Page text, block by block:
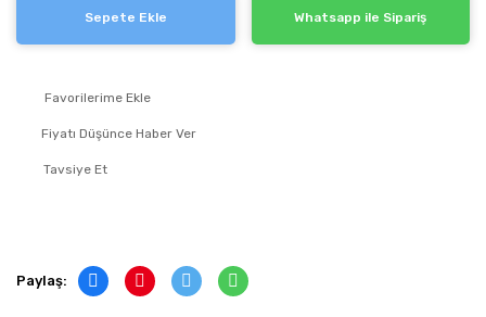
Sepete Ekle Whatsapp ile Sipariş
Fiyatı Düşünce Haber Ver
Tavsiye Et
Paylaş: